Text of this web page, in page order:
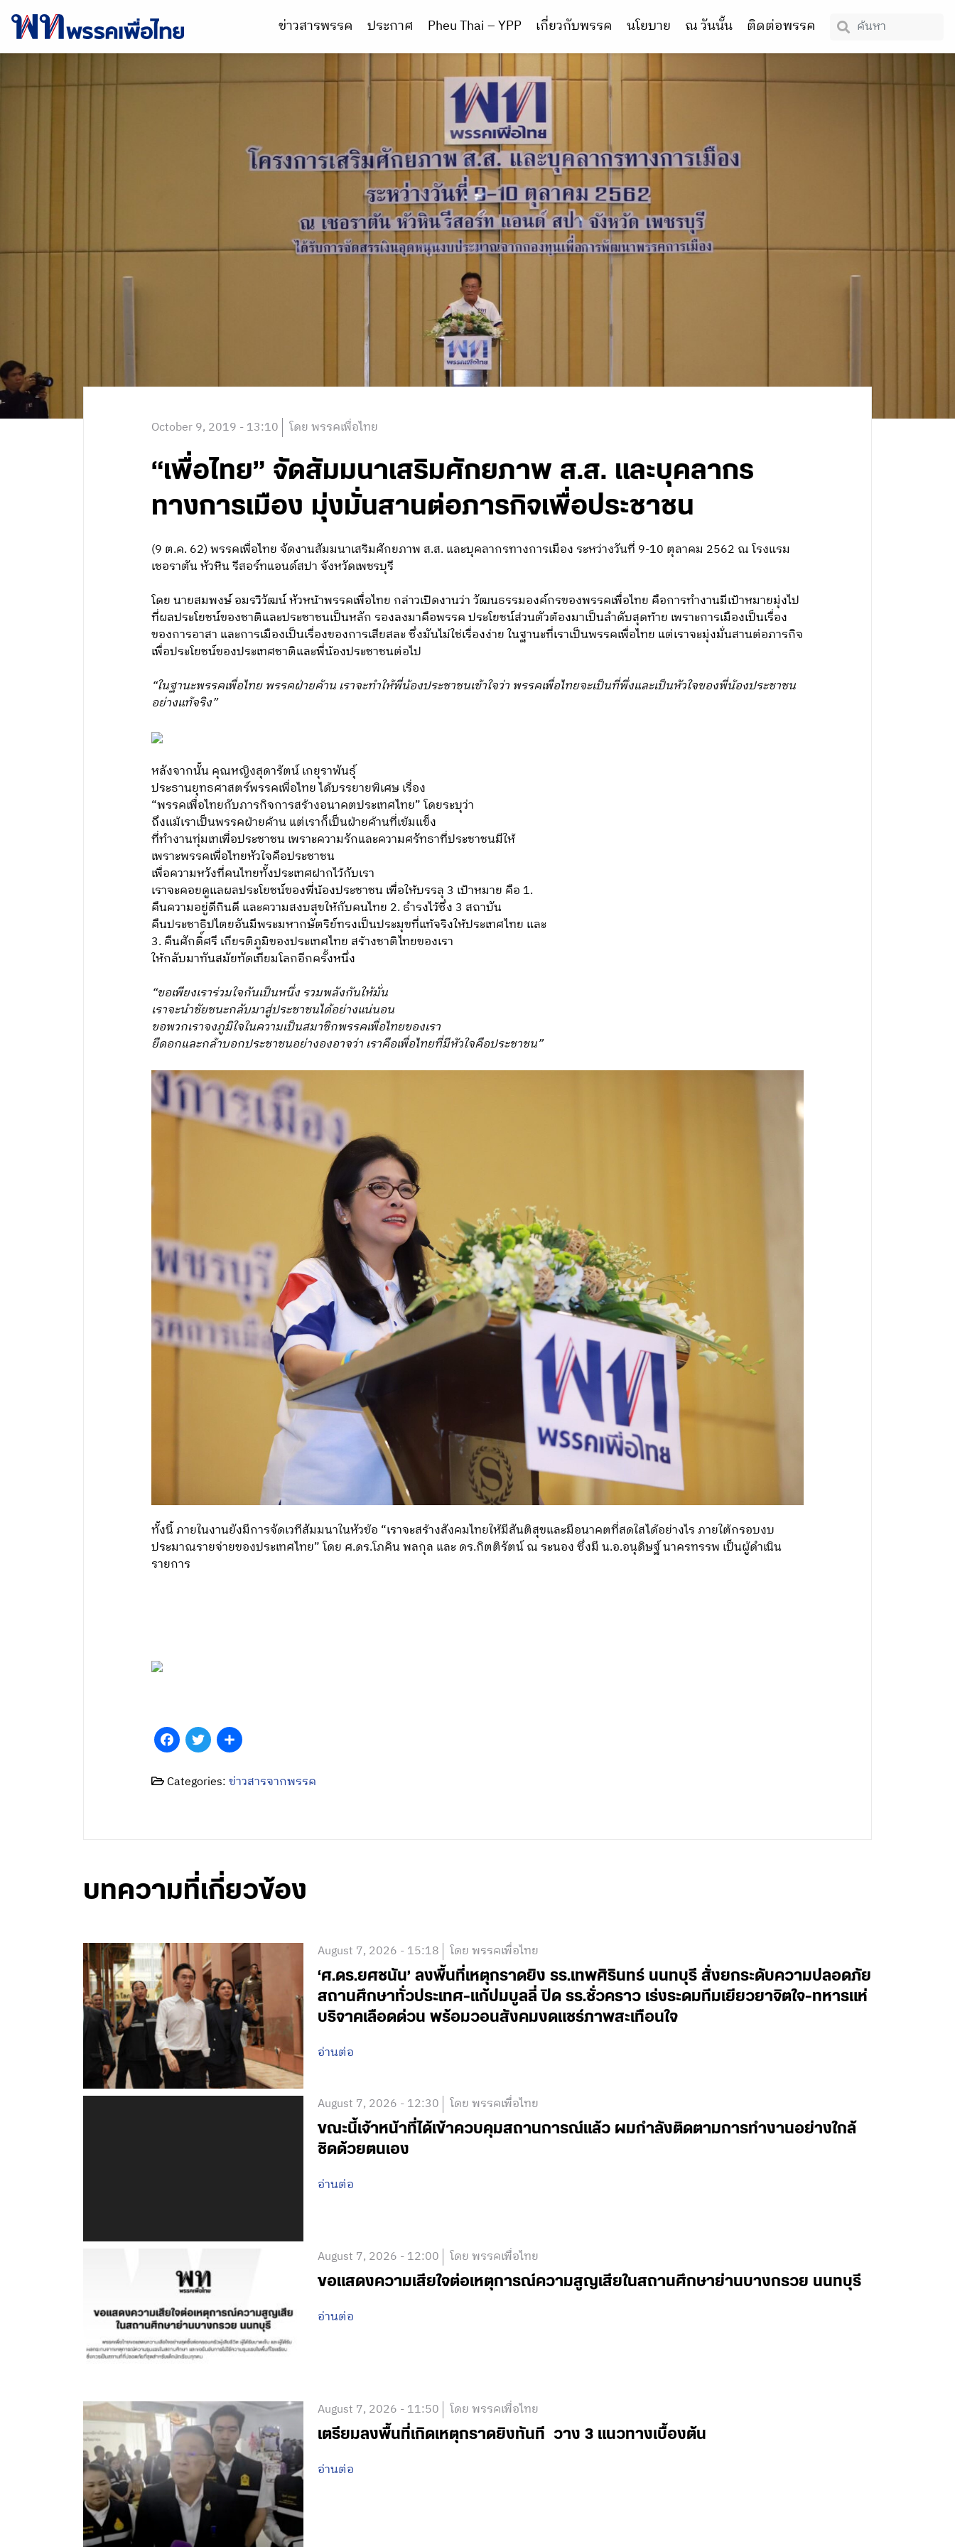
ข่าวสารพรรค ประกาศ Pheu Thai – YPP เกี่ยวกับพรรค นโยบาย ณ วันนั้น ติดต่อพรรค
October 9, 2019 - 13:10 โดย พรรคเพื่อไทย
“เพื่อไทย” จัดสัมมนาเสริมศักยภาพ ส.ส. และบุคลากร
ทางการเมือง มุ่งมั่นสานต่อภารกิจเพื่อประชาชน
(9 ต.ค. 62) พรรคเพื่อไทย จัดงานสัมมนาเสริมศักยภาพ ส.ส. และบุคลากรทางการเมือง ระหว่างวันที่ 9-10 ตุลาคม 2562 ณ โรงแรม
เชอราตัน หัวหิน รีสอร์ทแอนด์สปา จังหวัดเพชรบุรี
โดย นายสมพงษ์ อมรวิวัฒน์ หัวหน้าพรรคเพื่อไทย กล่าวเปิดงานว่า วัฒนธรรมองค์กรของพรรคเพื่อไทย คือการทำงานมีเป้าหมายมุ่งไป
ที่ผลประโยชน์ของชาติและประชาชนเป็นหลัก รองลงมาคือพรรค ประโยชน์ส่วนตัวต้องมาเป็นลำดับสุดท้าย เพราะการเมืองเป็นเรื่อง
ของการอาสา และการเมืองเป็นเรื่องของการเสียสละ ซึ่งมันไม่ใช่เรื่องง่าย ในฐานะที่เราเป็นพรรคเพื่อไทย แต่เราจะมุ่งมั่นสานต่อภารกิจ
เพื่อประโยชน์ของประเทศชาติและพี่น้องประชาชนต่อไป
“ในฐานะพรรคเพื่อไทย พรรคฝ่ายค้าน เราจะทำให้พี่น้องประชาชนเข้าใจว่า พรรคเพื่อไทยจะเป็นที่พึ่งและเป็นหัวใจของพี่น้องประชาชน
อย่างแท้จริง”
หลังจากนั้น คุณหญิงสุดารัตน์ เกยุราพันธุ์
ประธานยุทธศาสตร์พรรคเพื่อไทย ได้บรรยายพิเศษ เรื่อง
“พรรคเพื่อไทยกับภารกิจการสร้างอนาคตประเทศไทย” โดยระบุว่า
ถึงแม้เราเป็นพรรคฝ่ายค้าน แต่เราก็เป็นฝ่ายค้านที่เข้มแข็ง
ที่ทำงานทุ่มเทเพื่อประชาชน เพราะความรักและความศรัทธาที่ประชาชนมีให้
เพราะพรรคเพื่อไทยหัวใจคือประชาชน
เพื่อความหวังที่คนไทยทั้งประเทศฝากไว้กับเรา
เราจะคอยดูแลผลประโยชน์ของพี่น้องประชาชน เพื่อให้บรรลุ 3 เป้าหมาย คือ 1.
คืนความอยู่ดีกินดี และความสงบสุขให้กับคนไทย 2. ธำรงไว้ซึ่ง 3 สถาบัน
คืนประชาธิปไตยอันมีพระมหากษัตริย์ทรงเป็นประมุขที่แท้จริงให้ประเทศไทย และ
3. คืนศักดิ์ศรี เกียรติภูมิของประเทศไทย สร้างชาติไทยของเรา
ให้กลับมาทันสมัยทัดเทียมโลกอีกครั้งหนึ่ง
“ขอเพียงเราร่วมใจกันเป็นหนึ่ง รวมพลังกันให้มั่น
เราจะนำชัยชนะกลับมาสู่ประชาชนได้อย่างแน่นอน
ขอพวกเราจงภูมิใจในความเป็นสมาชิกพรรคเพื่อไทยของเรา
ยืดอกและกล้าบอกประชาชนอย่างองอาจว่า เราคือเพื่อไทยที่มีหัวใจคือประชาชน”
ทั้งนี้ ภายในงานยังมีการจัดเวทีสัมมนาในหัวข้อ “เราจะสร้างสังคมไทยให้มีสันติสุขและมีอนาคตที่สดใสได้อย่างไร ภายใต้กรอบงบ
ประมาณรายจ่ายของประเทศไทย” โดย ศ.ดร.โภคิน พลกุล และ ดร.กิตติรัตน์ ณ ระนอง ซึ่งมี น.อ.อนุดิษฐ์ นาครทรรพ เป็นผู้ดำเนิน
รายการ
บทความที่เกี่ยวข้อง
สถานศึกษาทั่วประเทศ-แก้ปมบูลลี่ ปิด รร.ชั่วคราว เร่งระดมทีมเยียวยาจิตใจ-ทหารแห่
บริจาคเลือดด่วน พร้อมวอนสังคมงดแชร์ภาพสะเทือนใจ
อ่านต่อ